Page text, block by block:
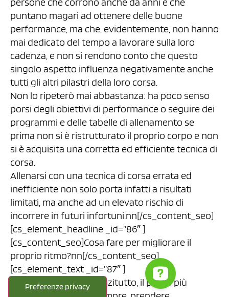
puntano magari ad ottenere delle buone
performance, ma che, evidentemente, non hanno
mai dedicato del tempo a lavorare sulla loro
cadenza, e non si rendono conto che questo
singolo aspetto influenza negativamente anche
tutti gli altri pilastri della loro corsa.
Non lo ripeterò mai abbastanza: ha poco senso
porsi degli obiettivi di performance o seguire dei
programmi e delle tabelle di allenamento se
prima non si è ristrutturato il proprio corpo e non
si è acquisita una corretta ed efficiente tecnica di
corsa.
Allenarsi con una tecnica di corsa errata ed
inefficiente non solo porta infatti a risultati
limitati, ma anche ad un elevato rischio di
incorrere in futuri infortuni.nn[/cs_content_seo]
[cs_element_headline _id=”86″ ]
[cs_content_seo]Cosa fare per migliorare il
proprio ritmo?nn[/cs_content_seo]
[cs_element_text _id=”87″ ]
[cs_content_seo]Innanzitutto, il passo più